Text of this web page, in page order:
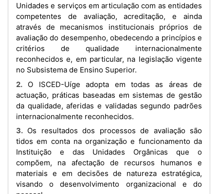
Unidades e serviços em articulação com as entidades
competentes de avaliação, acreditação, e ainda
através de mecanismos institucionais próprios de
avaliação do desempenho, obedecendo a princípios e
critérios de qualidade internacionalmente
reconhecidos e, em particular, na legislação vigente
no Subsistema de Ensino Superior.
2. O ISCED-Uíge adopta em todas as áreas de
actuação, práticas baseadas em sistemas de gestão
da qualidade, aferidas e validadas segundo padrões
internacionalmente reconhecidos.
3. Os resultados dos processos de avaliação são
tidos em conta na organização e funcionamento da
Instituição e das Unidades Orgânicas que o
compõem, na afectação de recursos humanos e
materiais e em decisões de natureza estratégica,
visando o desenvolvimento organizacional e do